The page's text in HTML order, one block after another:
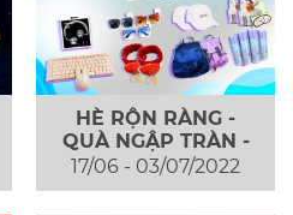
HÈ RỘN RÀNG -
QUÀ NGẬP TRÀN -
QUAY NGAY VÒNG
QUAY MAY MẮN
𝟏𝟎𝟎%...
17/06 - 03/07/2022